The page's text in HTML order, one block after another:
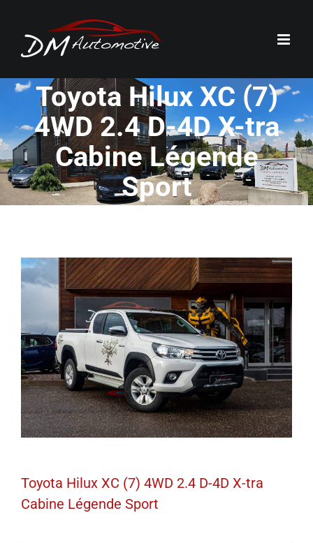
contenu
Toyota Hilux XC (7)
4WD 2.4 D-4D X-tra
Cabine Légende
Sport
Toyota Hilux XC (7) 4WD 2.4 D-4D X-tra
Cabine Légende Sport